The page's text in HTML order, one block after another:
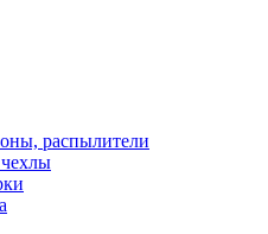
распылители